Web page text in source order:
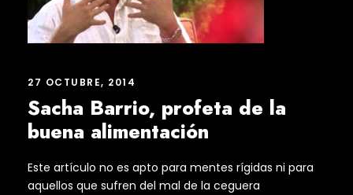
27 OCTUBRE, 2014
Sacha Barrio, profeta de la
buena alimentación
Este artículo no es apto para mentes rígidas ni para
aquellos que sufren del mal de la ceguera